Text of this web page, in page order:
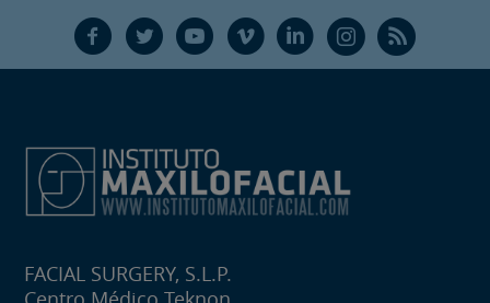
F T Y V L Ñ R
FACIAL SURGERY, S.L.P.